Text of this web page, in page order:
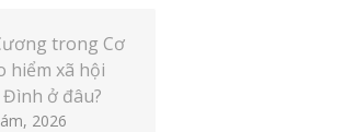
trong Cơ
hiểm xã hội
Đình ở đâu?
2026